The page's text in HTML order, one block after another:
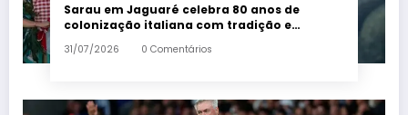
Sarau em Jaguaré celebra 80 anos de
colonização italiana com tradição e
trambolhão da polenta – Em Dia ES
31/07/2026 0 Comentários